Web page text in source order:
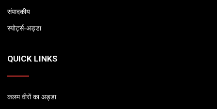
संपादकीय
स्पोर्ट्स-अड्डा
QUICK LINKS
कलम वीरों का अड्डा